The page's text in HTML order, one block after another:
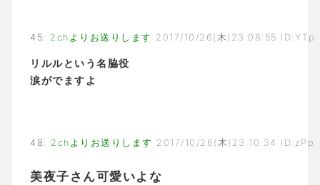
45: 2chよりお送りします 2017/10/26(木)23:08:55 ID:YTp
リルルという名脇役
涙がでますよ
48 : 2chよりお送りします 2017/10/26(木)23:10:34 ID:zPp
美夜子さん可愛いよな